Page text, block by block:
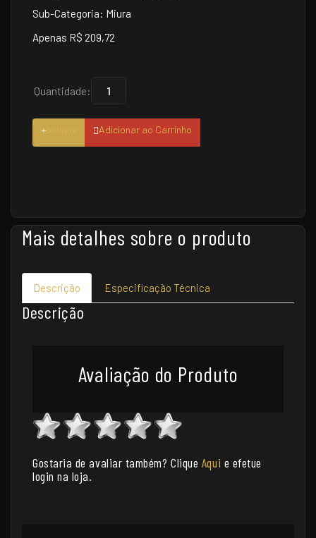
Sub-Categoria: Miura
Apenas R$ 209,72
Quantidade:
Adicionar ao Carrinho
Mais detalhes sobre o produto
Descrição Especificação Técnica
Descrição
Avaliação do Produto
Gostaria de avaliar também? Clique Aqui e efetue
login na loja.